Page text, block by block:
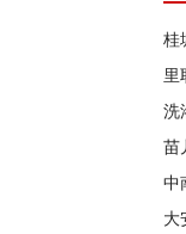
桂
洗
苗
大